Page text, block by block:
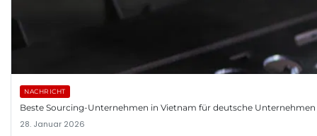
NACHRICHT
Beste Sourcing-Unternehmen in Vietnam für deutsche Unternehmen
28. Januar 2026